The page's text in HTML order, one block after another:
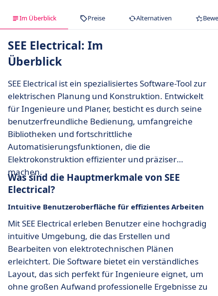
Im Überblick Preise Alternativen
SEE Electrical: Im
Überblick
SEE Electrical ist ein spezialisiertes Software-Tool zur
elektrischen Planung und Konstruktion. Entwickelt
für Ingenieure und Planer, besticht es durch seine
benutzerfreundliche Bedienung, umfangreiche
Bibliotheken und fortschrittliche
Automatisierungsfunktionen, die die
Elektrokonstruktion effizienter und präziser
machen.
Was sind die Hauptmerkmale von SEE
Electrical?
Intuitive Benutzeroberfläche für effizientes Arbeiten
Mit SEE Electrical erleben Benutzer eine hochgradig
intuitive Umgebung, die das Erstellen und
Bearbeiten von elektrotechnischen Plänen
erleichtert. Die Software bietet ein verständliches
Layout, das sich perfekt für Ingenieure eignet, um
ohne großen Aufwand professionelle Ergebnisse zu